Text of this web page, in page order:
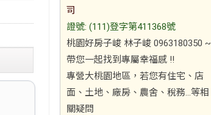
司
證號: (111)登字第411368號
桃園好房子峻 林子峻 0963180350 ~
帶您一起找到專屬幸福感 !!
專營大桃園地區，若您有住宅、店
面、土地、廠房、農舍、稅務...等相
關疑問